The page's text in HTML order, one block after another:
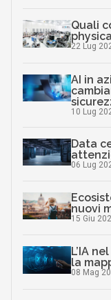
Quali
22 Lug
AI in
10 Lug
Data
06 Lug
nuovi
15 Giu
L’IA
la
08 Mag